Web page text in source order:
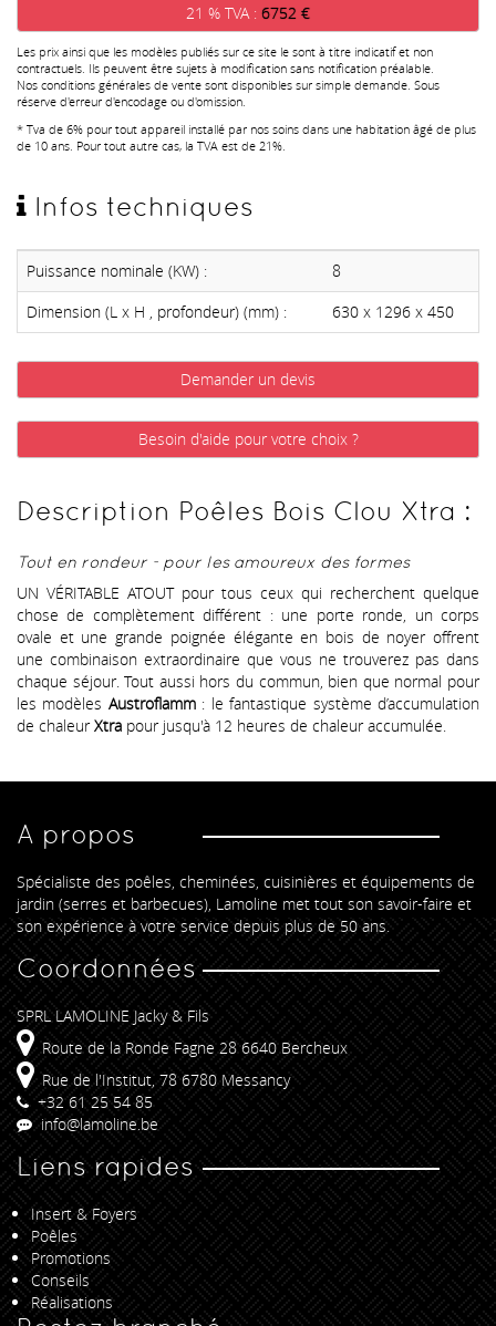
21 % TVA : 6752 €
Les prix ainsi que les modèles publiés sur ce site le sont à titre indicatif et non
contractuels. Ils peuvent être sujets à modification sans notification préalable.
Nos conditions générales de vente sont disponibles sur simple demande. Sous
réserve d'erreur d'encodage ou d'omission.
* Tva de 6% pour tout appareil installé par nos soins dans une habitation âgé de plus
de 10 ans. Pour tout autre cas, la TVA est de 21%.
Infos techniques
Puissance nominale (KW) :
8
Dimension (L x H , profondeur) (mm) :
630 x 1296 x 450
Demander un devis
Besoin d'aide pour votre choix ?
Description Poêles Bois Clou Xtra :
Tout en rondeur - pour les amoureux des formes
UN VÉRITABLE ATOUT pour tous ceux qui recherchent quelque
chose de complètement différent : une porte ronde, un corps
ovale et une grande poignée élégante en bois de noyer offrent
une combinaison extraordinaire que vous ne trouverez pas dans
chaque séjour. Tout aussi hors du commun, bien que normal pour
les modèles Austroflamm : le fantastique système d’accumulation
de chaleurXtra pour jusqu'à 12 heures de chaleur accumulée.
A propos
Spécialiste des poêles, cheminées, cuisinières et équipements de
jardin (serres et barbecues), Lamoline met tout son savoir-faire et
son expérience à votre service depuis plus de 50 ans.
Coordonnées
SPRL LAMOLINE Jacky & Fils
Route de la Ronde Fagne 28 6640 Bercheux
Rue de l'Institut, 78 6780 Messancy
+32 61 25 54 85
info@lamoline.be
Liens rapides
Insert & Foyers
Poêles
Promotions
Conseils
Réalisations